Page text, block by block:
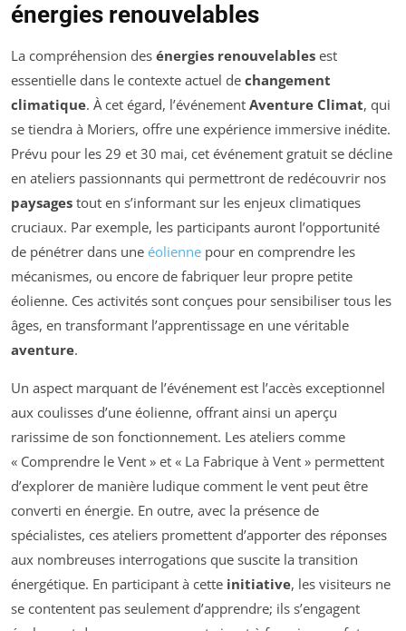
énergies renouvelables
La compréhension des énergies renouvelables est
essentielle dans le contexte actuel de changement
climatique. À cet égard, l’événement Aventure Climat, qui
se tiendra à Moriers, offre une expérience immersive inédite.
Prévu pour les 29 et 30 mai, cet événement gratuit se décline
en ateliers passionnants qui permettront de redécouvrir nos
paysages tout en s’informant sur les enjeux climatiques
cruciaux. Par exemple, les participants auront l’opportunité
de pénétrer dans une éolienne pour en comprendre les
mécanismes, ou encore de fabriquer leur propre petite
éolienne. Ces activités sont conçues pour sensibiliser tous les
âges, en transformant l’apprentissage en une véritable
aventure.
Un aspect marquant de l’événement est l’accès exceptionnel
aux coulisses d’une éolienne, offrant ainsi un aperçu
rarissime de son fonctionnement. Les ateliers comme
« Comprendre le Vent » et « La Fabrique à Vent » permettent
d’explorer de manière ludique comment le vent peut être
converti en énergie. En outre, avec la présence de
spécialistes, ces ateliers promettent d’apporter des réponses
aux nombreuses interrogations que suscite la transition
énergétique. En participant à cette initiative, les visiteurs ne
se contentent pas seulement d’apprendre; ils s’engagent